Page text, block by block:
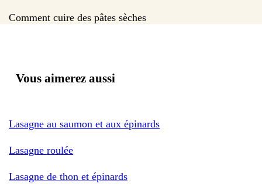
Comment cuire des pâtes sèches
Vous aimerez aussi
Lasagne au saumon et aux épinards
Lasagne roulée
Lasagne de thon et épinards